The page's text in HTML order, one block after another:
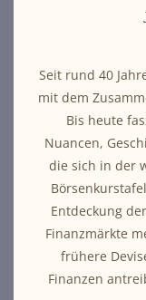
Seit rund 40
mit dem
Bis heute
Nuancen,
die sich in der
Entdeckung
Finanzmärkte
frühere
Finanzen